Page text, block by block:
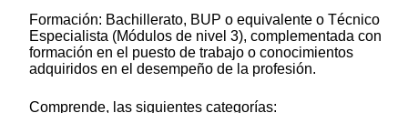
Formación: Bachillerato, BUP o equivalente o Técnico
Especialista (Módulos de nivel 3), complementada con
formación en el puesto de trabajo o conocimientos
adquiridos en el desempeño de la profesión.
Comprende, las siguientes categorías: